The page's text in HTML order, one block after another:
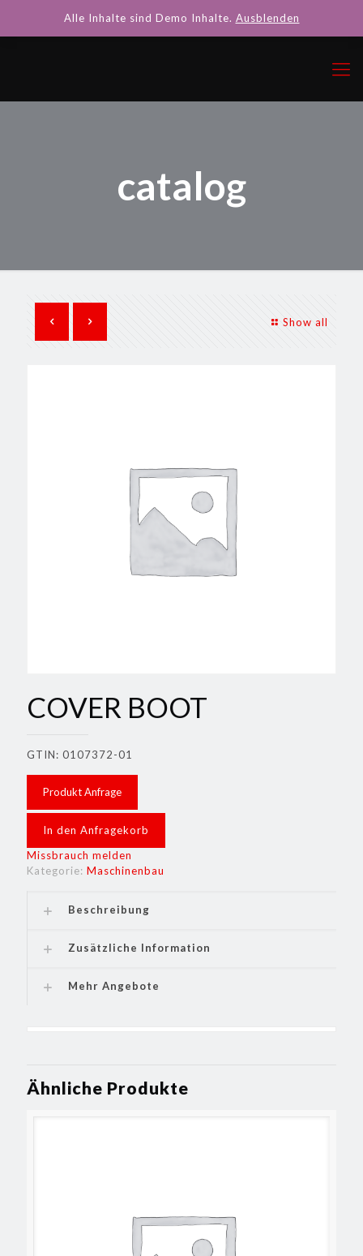
catalog
Show all
COVER BOOT
GTIN: 0107372-01
Produkt Anfrage
In den Anfragekorb
Missbrauch melden
Kategorie: Maschinenbau
Beschreibung
Zusätzliche Information
Mehr Angebote
Ähnliche Produkte
Alle Inhalte sind Demo Inhalte. Ausblenden